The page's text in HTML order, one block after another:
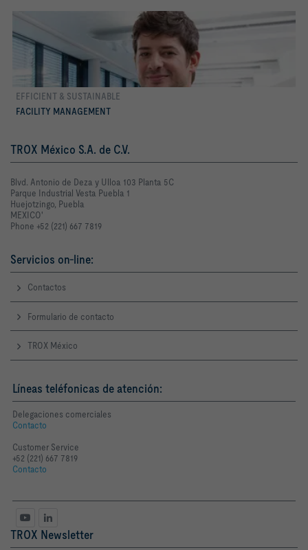
EFFICIENT & SUSTAINABLE
FACILITY MANAGEMENT
Conocer más
TROX México S.A. de C.V.
Blvd. Antonio de Deza y Ulloa 103 Planta 5C
Parque Industrial Vesta Puebla 1
Huejotzingo, Puebla
MEXICO'
Phone +52 (221) 667 7819
Servicios on-line:
Contactos
Formulario de contacto
TROX México
Líneas teléfonicas de atención:
Delegaciones comerciales
Contacto
Customer Service
+52 (221) 667 7819
Contacto
TROX Newsletter